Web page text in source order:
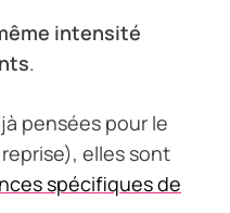
intensité
.
pensées pour le
elles sont
spécifiques de